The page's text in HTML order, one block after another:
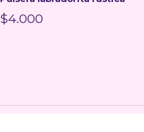
$4.000